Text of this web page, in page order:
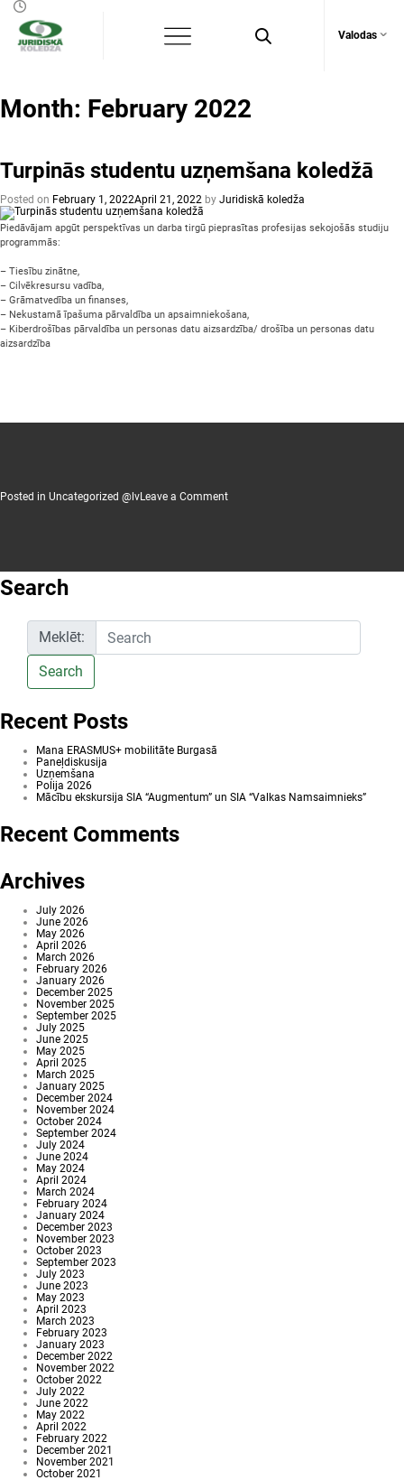
Valodas
Month: February 2022
Turpinās studentu uzņemšana koledžā
Posted on February 1, 2022April 21, 2022 by Juridiskā koledža
Piedāvājam apgūt perspektīvas un darba tirgū pieprasītas profesijas sekojošās studiju
programmās:
– Tiesību zinātne,
– Cilvēkresursu vadība,
– Grāmatvedība un finanses,
– Nekustamā īpašuma pārvaldība un apsaimniekošana,
– Kiberdrošības pārvaldība un personas datu aizsardzība/ drošība un personas datu
aizsardzība
Posted in Uncategorized @lvLeave a Commenton
Search
Meklēt:
Search
Recent Posts
Mana ERASMUS+ mobilitāte Burgasā
Paneļdiskusija
Uzņemšana
Polija 2026
Mācību ekskursija SIA “Augmentum” un SIA “Valkas Namsaimnieks”
Recent Comments
Archives
July 2026
June 2026
May 2026
April 2026
March 2026
February 2026
January 2026
December 2025
November 2025
September 2025
July 2025
June 2025
May 2025
April 2025
March 2025
January 2025
December 2024
November 2024
October 2024
September 2024
July 2024
June 2024
May 2024
April 2024
March 2024
February 2024
January 2024
December 2023
November 2023
October 2023
September 2023
July 2023
June 2023
May 2023
April 2023
March 2023
February 2023
January 2023
December 2022
November 2022
October 2022
July 2022
June 2022
May 2022
April 2022
February 2022
December 2021
November 2021
October 2021